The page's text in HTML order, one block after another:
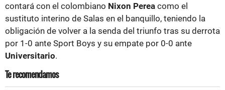
contará con el colombiano Nixon Perea como el
sustituto interino de Salas en el banquillo, teniendo la
obligación de volver a la senda del triunfo tras su derrota
por 1-0 ante Sport Boys y su empate por 0-0 ante
Universitario.
Te recomendamos